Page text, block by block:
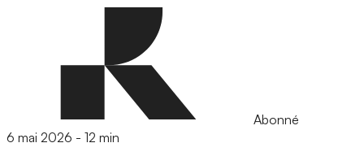
Abonné
6 mai 2026 - 12 min